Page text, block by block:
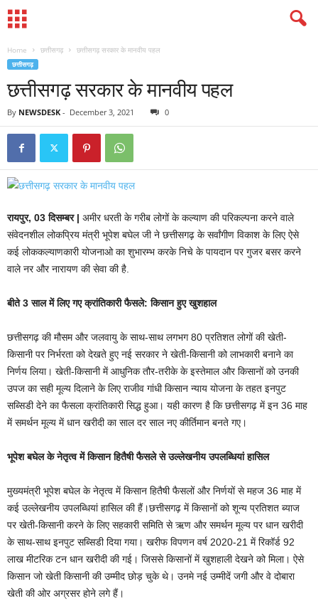
Home छत्तीसगढ़ छत्तीसगढ़ सरकार के मानवीय पहल
छत्तीसगढ़
छत्तीसगढ़ सरकार के मानवीय पहल
By NEWSDESK - December 3, 2021 0
रायपुर, 03 दिसम्बर | अमीर धरती के गरीब लोगों के कल्याण की परिकल्पना करने वाले
संवेदनशील लोकप्रिय मंत्री भूपेश बघेल जी ने छत्तीसगढ़ के सर्वांगीण विकाश के लिए ऐसे
कई लोककल्याणकारी योजनाओ का शुभारम्भ करके निचे के पायदान पर गुजर बसर करने
वाले नर और नारायण की सेवा की है.
बीते 3 साल में लिए गए क्रांतिकारी फैसले: किसान हुए खुशहाल
छत्तीसगढ़ की मौसम और जलवायु के साथ-साथ लगभग 80 प्रतिशत लोगों की खेती-
किसानी पर निर्भरता को देखते हुए नई सरकार ने खेती-किसानी को लाभकारी बनाने का
निर्णय लिया। खेती-किसानी में आधुनिक तौर-तरीके के इस्तेमाल और किसानों को उनकी
उपज का सही मूल्य दिलाने के लिए राजीव गांधी किसान न्याय योजना के तहत इनपुट
सब्सिडी देने का फैसला क्रांतिकारी सिद्ध हुआ। यही कारण है कि छत्तीसगढ़ में इन 36 माह
में समर्थन मूल्य में धान खरीदी का साल दर साल नए कीर्तिमान बनते गए।
भूपेश बघेल के नेतृत्व में किसान हितैषी फैसले से उल्लेखनीय उपलब्धियां हासिल
मुख्यमंत्री भूपेश बघेल के नेतृत्व में किसान हितैषी फैसलों और निर्णयों से महज 36 माह में
कई उल्लेखनीय उपलब्धियां हासिल की हैं।छत्तीसगढ़ में किसानों को शून्य प्रतिशत ब्याज
पर खेती-किसानी करने के लिए सहकारी समिति से ऋण और समर्थन मूल्य पर धान खरीदी
के साथ-साथ इनपुट सब्सिडी दिया गया। खरीफ विपणन वर्ष 2020-21 में रिकॉर्ड 92
लाख मीटरिक टन धान खरीदी की गई। जिससे किसानों में खुशहाली देखने को मिला। ऐसे
किसान जो खेती किसानी की उम्मीद छोड़ चुके थे। उनमे नई उम्मीदें जगी और वे दोबारा
खेती की ओर अग्रसर होने लगे हैं।